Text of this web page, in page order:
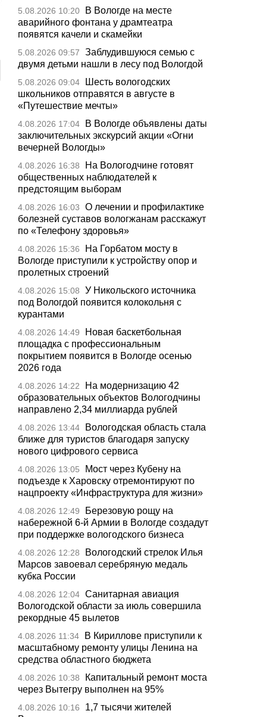
5.08.2026 10:20
В Вологде на месте
аварийного фонтана у драмтеатра
появятся качели и скамейки
5.08.2026 09:57
Заблудившуюся семью с
двумя детьми нашли в лесу под Вологдой
5.08.2026 09:04
Шесть вологодских
школьников отправятся в августе в
«Путешествие мечты»
4.08.2026 17:04
В Вологде объявлены даты
заключительных экскурсий акции «Огни
вечерней Вологды»
4.08.2026 16:38
На Вологодчине готовят
общественных наблюдателей к
предстоящим выборам
4.08.2026 16:03
О лечении и профилактике
болезней суставов вологжанам расскажут
по «Телефону здоровья»
4.08.2026 15:36
На Горбатом мосту в
Вологде приступили к устройству опор и
пролетных строений
4.08.2026 15:08
У Никольского источника
под Вологдой появится колокольня с
курантами
4.08.2026 14:49
Новая баскетбольная
площадка с профессиональным
покрытием появится в Вологде осенью
2026 года
4.08.2026 14:22
На модернизацию 42
образовательных объектов Вологодчины
направлено 2,34 миллиарда рублей
4.08.2026 13:44
Вологодская область стала
ближе для туристов благодаря запуску
нового цифрового сервиса
4.08.2026 13:05
Мост через Кубену на
подъезде к Харовску отремонтируют по
нацпроекту «Инфраструктура для жизни»
4.08.2026 12:49
Березовую рощу на
набережной 6-й Армии в Вологде создадут
при поддержке вологодского бизнеса
4.08.2026 12:28
Вологодский стрелок Илья
Марсов завоевал серебряную медаль
кубка России
4.08.2026 12:04 Санитарная авиация
Вологодской области за июль совершила
рекордные 45 вылетов
4.08.2026 11:34
В Кириллове приступили к
масштабному ремонту улицы Ленина на
средства областного бюджета
4.08.2026 10:38
Капитальный ремонт моста
через Вытегру выполнен на 95%
4.08.2026 10:16
1,7 тысячи жителей